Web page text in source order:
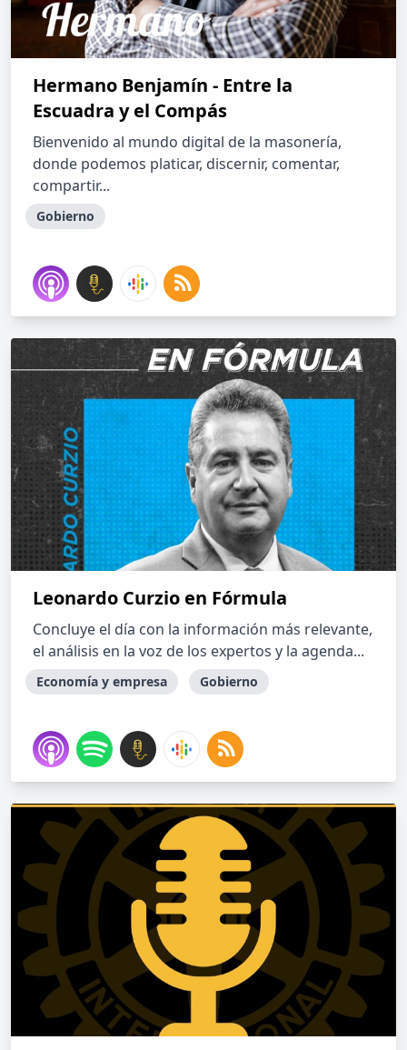
Hermano Benjamín - Entre la
Escuadra y el Compás
Bienvenido al mundo digital de la masonería,
donde podemos platicar, discernir, comentar,
compartir...
Gobierno
Leonardo Curzio en Fórmula
Concluye el día con la información más relevante,
el análisis en la voz de los expertos y la agenda...
Economía y empresa Gobierno